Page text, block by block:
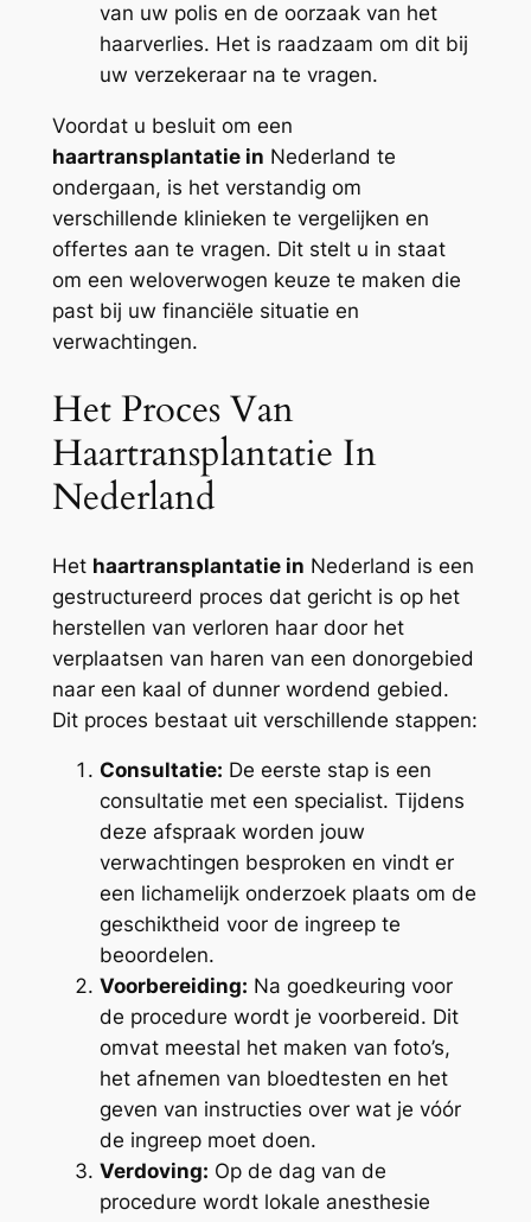
van uw polis en de oorzaak van het
haarverlies. Het is raadzaam om dit bij
uw verzekeraar na te vragen.
Voordat u besluit om een
haartransplantatie in Nederland te
ondergaan, is het verstandig om
verschillende klinieken te vergelijken en
offertes aan te vragen. Dit stelt u in staat
om een weloverwogen keuze te maken die
past bij uw financiële situatie en
verwachtingen.
Het Proces Van
Haartransplantatie In
Nederland
Het haartransplantatie in Nederland is een
gestructureerd proces dat gericht is op het
herstellen van verloren haar door het
verplaatsen van haren van een donorgebied
naar een kaal of dunner wordend gebied.
Dit proces bestaat uit verschillende stappen:
Consultatie: De eerste stap is een
consultatie met een specialist. Tijdens
deze afspraak worden jouw
verwachtingen besproken en vindt er
een lichamelijk onderzoek plaats om de
geschiktheid voor de ingreep te
beoordelen.
Voorbereiding: Na goedkeuring voor
de procedure wordt je voorbereid. Dit
omvat meestal het maken van foto’s,
het afnemen van bloedtesten en het
geven van instructies over wat je vóór
de ingreep moet doen.
Verdoving: Op de dag van de
procedure wordt lokale anesthesie